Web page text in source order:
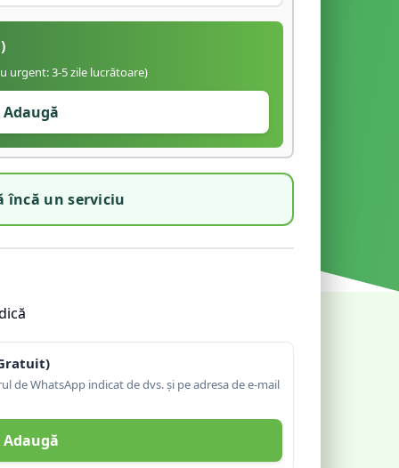
urgent: 3-5 zile lucrătoare)
Adaugă
încă un serviciu
de WhatsApp indicat de dvs. și pe adresa de e-mail
Adaugă